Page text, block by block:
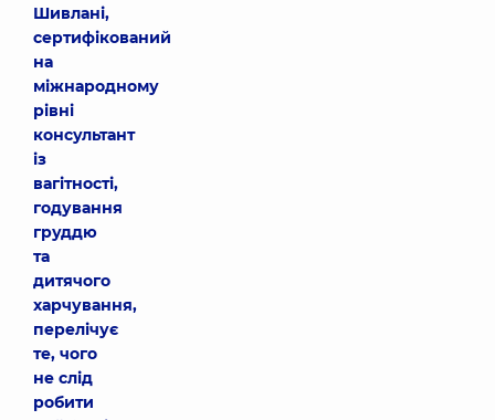
Шивлані,
сертифікований
на
міжнародному
рівні
консультант
із
вагітності,
годування
груддю
та
дитячого
харчування,
перелічує
те, чого
не слід
робити